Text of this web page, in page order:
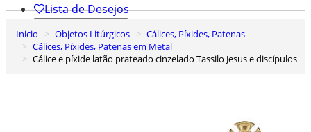
Lista de Desejos
0
Carrinho de Compras
Inicio Objetos Litúrgicos
Cálices, Píxides, Patenas
Cálices, Píxides, Patenas em Metal
Cálice e píxide latão prateado cinzelado Tassilo Jesus e discípulos